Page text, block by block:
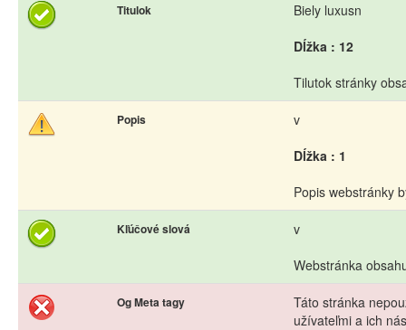
Titulok
Biely luxusn
Dĺžka : 12
Tilutok stránky
Popis
v
Dĺžka : 1
Popis webstránky
Kľúčové slová
v
Webstránka
Og Meta tagy
Táto stránka
užívateľmi a ich